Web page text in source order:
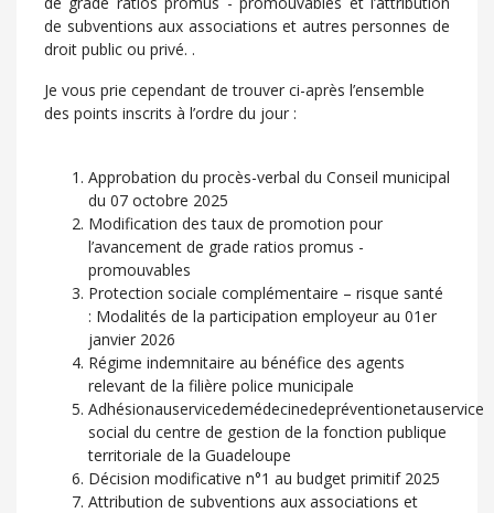
de subventions aux associations et autres personnes de
droit public ou privé. .
Je vous prie cependant de trouver ci-après l’ensemble
des points inscrits à l’ordre du jour :
Approbation du procès-verbal du Conseil municipal
du 07 octobre 2025
Modification des taux de promotion pour
l’avancement de grade ratios promus -
promouvables
Protection sociale complémentaire – risque santé
: Modalités de la participation employeur au 01er
janvier 2026
Régime indemnitaire au bénéfice des agents
relevant de la filière police municipale
Adhésionauservicedemédecinedepréventionetauservice
social du centre de gestion de la fonction publique
territoriale de la Guadeloupe
Décision modificative n°1 au budget primitif 2025
Attribution de subventions aux associations et